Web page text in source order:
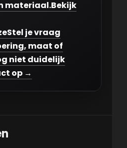
materiaal.Bekijk
Stel je vraag
maat of
niet duidelijk
op →